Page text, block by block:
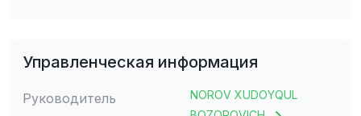
Управленческая информация
Руководитель
NOROV XUDOYQUL